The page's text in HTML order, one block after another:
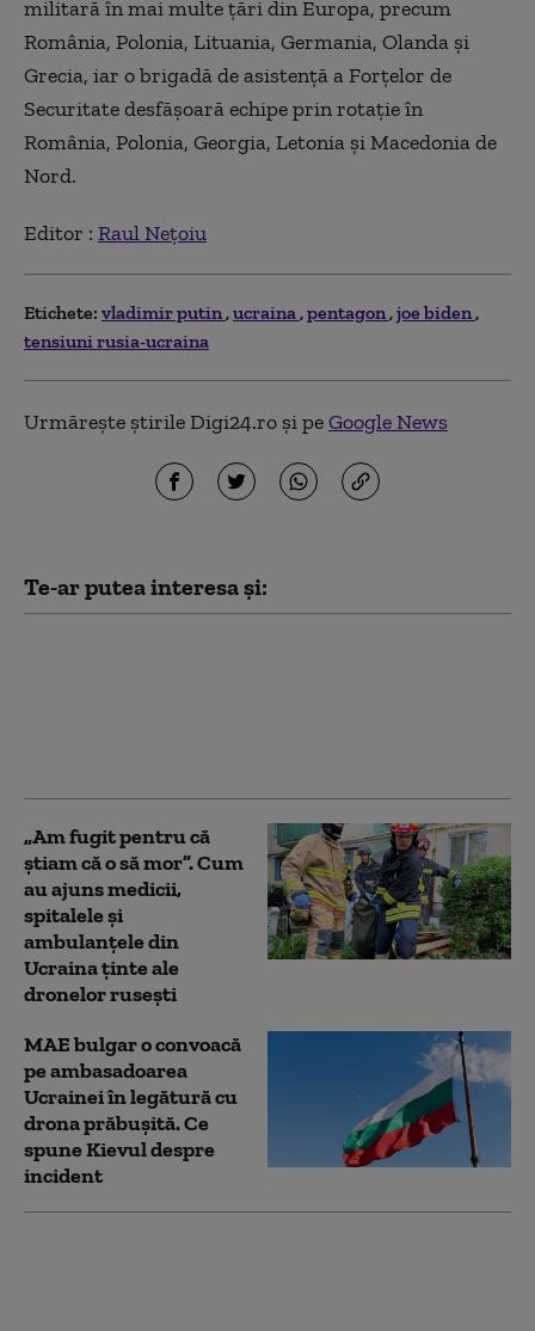
militară în mai multe țări din Europa, precum
România, Polonia, Lituania, Germania, Olanda și
Grecia, iar o brigadă de asistență a Forțelor de
Securitate desfășoară echipe prin rotație în
România, Polonia, Georgia, Letonia și Macedonia de
Nord.
Editor : Raul Nețoiu
Etichete: vladimir putin ucraina pentagon joe biden
tensiuni rusia-ucraina
Urmărește știrile Digi24.ro și peGoogle News
Te-ar putea interesa și:
„Am fugit pentru că
știam că o să mor”. Cum
au ajuns medicii,
spitalele și
ambulanțele din
Ucraina ținte ale
dronelor rusești
MAE bulgar o convoacă
pe ambasadoarea
Ucrainei în legătură cu
drona prăbuşită. Ce
spune Kievul despre
incident